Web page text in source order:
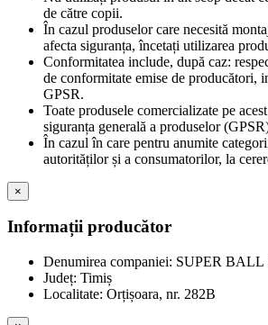
de către copii.
În cazul produselor care necesită
afecta siguranța, încetați utilizarea
Conformitatea include, după caz:
de conformitate emise de producători,
GPSR.
Toate produsele comercializate pe
siguranța generală a produselor
În cazul în care pentru anumite
autorităților și a consumatorilor, la
×
Informații producător
Denumirea companiei: SUPER BALL
Județ: Timiș
Localitate: Orțișoara, nr. 282B